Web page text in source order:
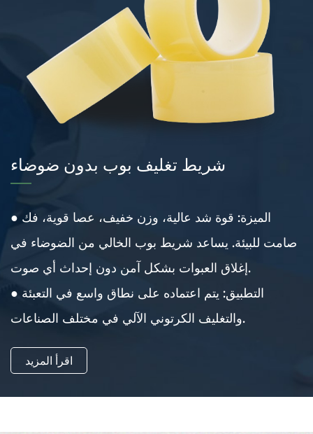
شريط تغليف بوب بدون ضوضاء
● الميزة: قوة شد عالية، وزن خفيف، عصا قوية، فك
صامت للبيئة. يساعد شريط بوب الخالي من الضوضاء في
إغلاق العبوات بشكل آمن دون إحداث أي صوت.
● التطبيق: يتم اعتماده على نطاق واسع في التعبئة
والتغليف الكرتوني الآلي في مختلف الصناعات.
اقرأ المزيد